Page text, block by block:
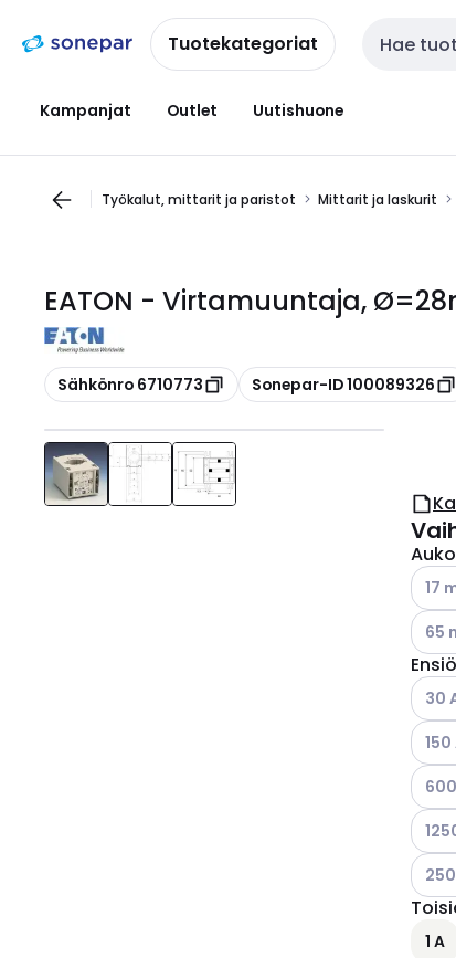
navigointiinsisältöönTuotekategoriat Haku
Kampanjat Outlet Uutishuone
Työkalut, mittarit ja paristot Mittarit ja laskurit
EATON - Virtamuuntaja,
Kopioi
Sähkönro 6710773 Kopioi
Sonepar-ID 100089326
17
65
30
150
1 A